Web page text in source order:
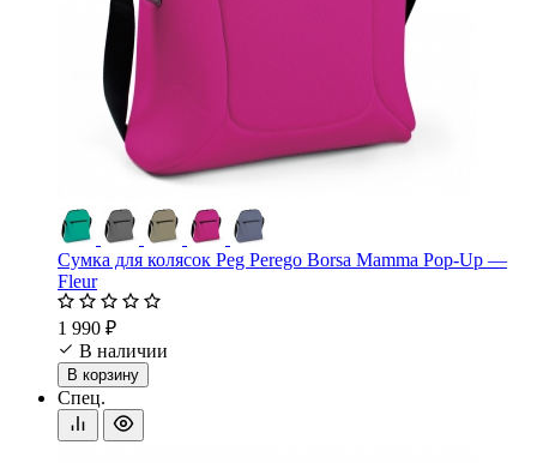
Сумка для колясок Peg Perego Borsa Mamma Pop-Up —
Fleur
1 990 ₽
В наличии
В корзину
Спец.